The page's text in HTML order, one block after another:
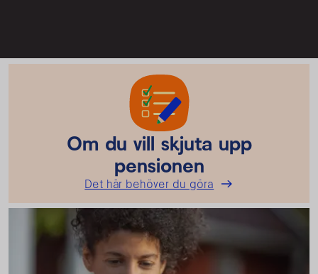
Om du vill skjuta upp
pensionen
Det här behöver du göra